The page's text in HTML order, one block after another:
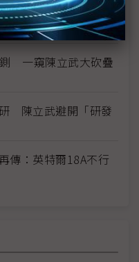
英特爾陳立武坦言
一窺陳立武大砍疊
陳立武避開「研發
傳：英特爾18A不行